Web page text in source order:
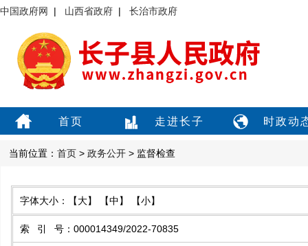
中国政府网 | 山西省政府 | 长治市政府
首页 走进长子 时政动
当前位置： 首页 > 政务公开 > 监督检查
字体大小： 【大】 【中】 【小】
索引号 ： 000014349/2022-70835